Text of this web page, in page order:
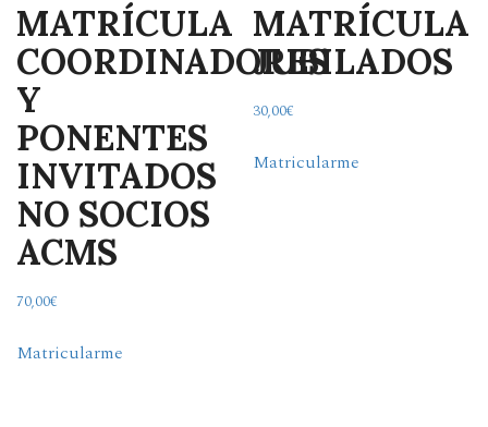
MATRÍCULA
COORDINADORES
Y
PONENTES
INVITADOS
NO SOCIOS
ACMS
70,00€
Matricularme
MATRÍCULA
JUBILADOS
30,00€
Matricularme